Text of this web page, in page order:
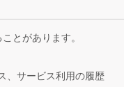
とがあります。
、サービス利用の履歴